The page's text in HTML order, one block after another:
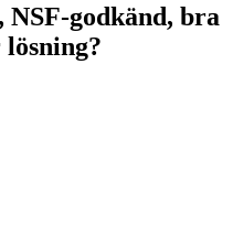
godkänd, bra